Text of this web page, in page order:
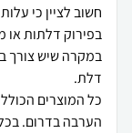
חשוב לציין כי
כל המוצרים
הערבה בדרום.